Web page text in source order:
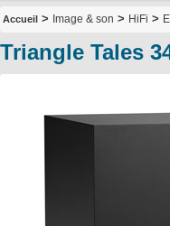
Accueil > Image & son > HiFi >
Triangle Tales